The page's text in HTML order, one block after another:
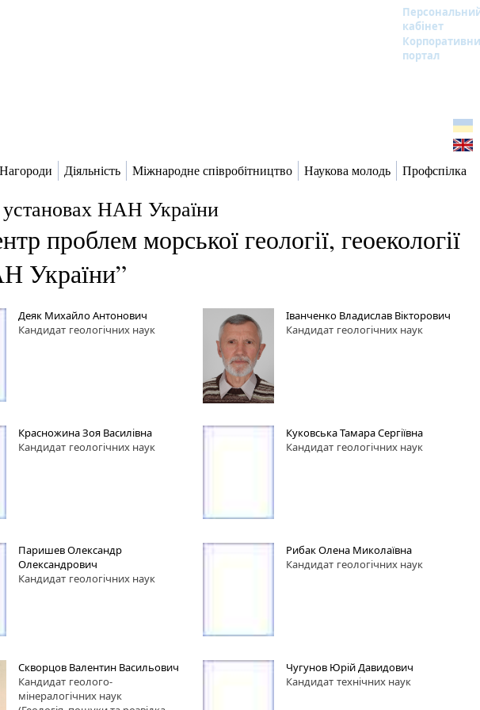
кабінет
портал
Нагороди Діяльність Міжнародне співробітництво Наукова молодь Профспілка
установах НАН України
проблем морської геології, геоекології
України”
Деяк Михайло Антонович
Кандидат геологічних наук
Іванченко Владислав Вікторович
Кандидат геологічних наук
Красножина Зоя Василівна
Кандидат геологічних наук
Куковська Тамара Сергіївна
Кандидат геологічних наук
Паришев Олександр
Олександрович
Кандидат геологічних наук
Рибак Олена Миколаївна
Кандидат геологічних наук
Скворцов Валентин Васильович
Кандидат геолого-
мінералогічних наук
Чугунов Юрій Давидович
Кандидат технічних наук